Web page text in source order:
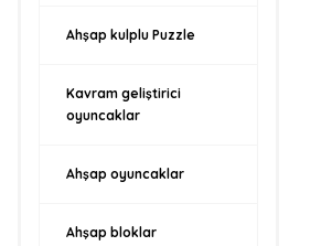
Ahşap kulplu Puzzle
Kavram geliştirici
oyuncaklar
Ahşap oyuncaklar
Ahşap bloklar